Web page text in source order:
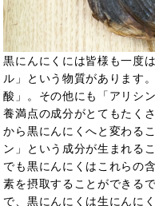
黒にんにくには皆様も一度
ル」という物質があります
酸」。その他にも「アリシ
養満点の成分がとてもたく
から黒にんにくへと変わる
ン」という成分が生まれる
でも黒にんにくはこれらの
素を摂取することができる
で、黒にんにくは生にんに